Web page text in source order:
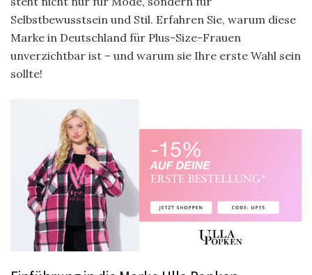
Selbstbewusstsein und Stil. Erfahren Sie, warum diese
Marke in Deutschland für Plus-Size-Frauen
unverzichtbar ist – und warum sie Ihre erste Wahl sein
sollte!